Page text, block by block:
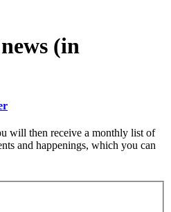
(in
will then receive a monthly list of
and happenings, which you can